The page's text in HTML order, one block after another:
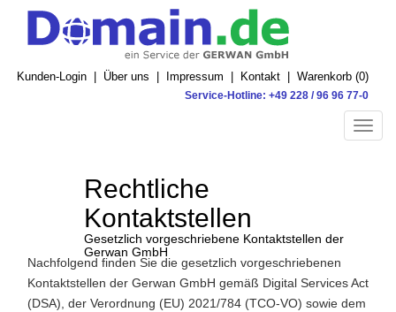
Kunden-Login Über uns Impressum Kontakt Warenkorb (0)
Service-Hotline: +49 228 / 96 96 77-0
Toggle
Rechtliche
Kontaktstellen
Gesetzlich vorgeschriebene Kontaktstellen der
Gerwan GmbH
Nachfolgend finden Sie die gesetzlich vorgeschriebenen
Kontaktstellen der Gerwan GmbH gemäß Digital Services Act
(DSA), der Verordnung (EU) 2021/784 (TCO‑VO) sowie dem